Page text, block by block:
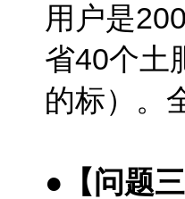
用户是
省40个土
的标）。
●【问题